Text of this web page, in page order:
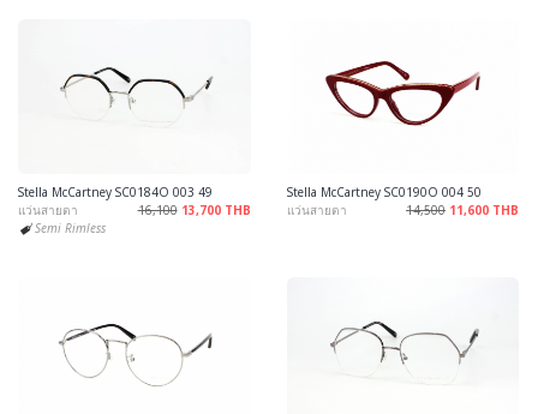
Stella McCartney SC0184O 003 49
แว่นสายตา
16,100 13,700 THB
Semi Rimless
Stella McCartney SC0190O 004 50
แว่นสายตา
14,500 11,600 THB